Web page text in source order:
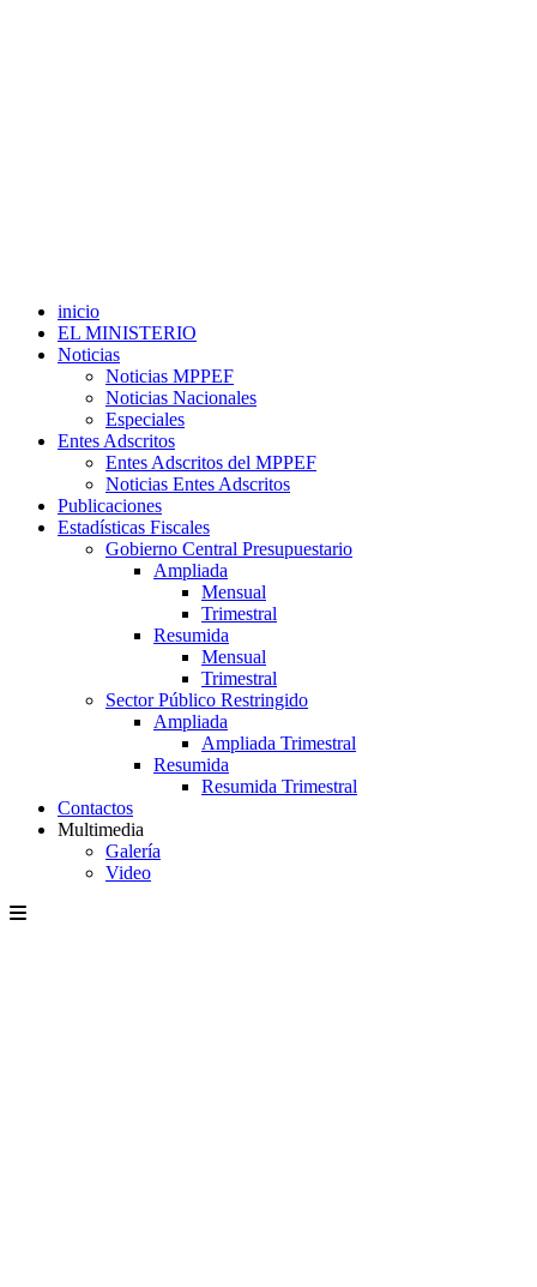
inicio
EL MINISTERIO
Noticias
Noticias MPPEF
Noticias Nacionales
Especiales
Entes Adscritos
Entes Adscritos del MPPEF
Noticias Entes Adscritos
Publicaciones
Estadísticas Fiscales
Gobierno Central Presupuestario
Ampliada
Mensual
Trimestral
Resumida
Mensual
Trimestral
Sector Público Restringido
Ampliada
Ampliada Trimestral
Resumida
Resumida Trimestral
Contactos
Multimedia
Galería
Video